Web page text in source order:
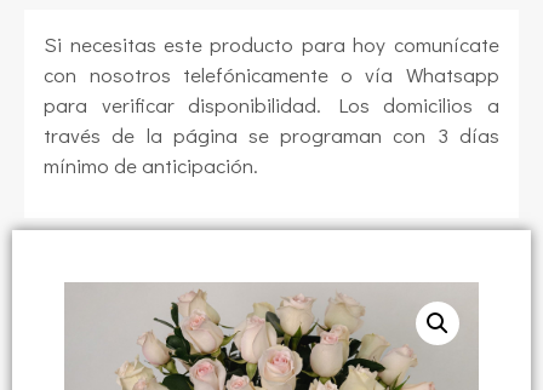
Si necesitas este producto para hoy comunícate
con nosotros telefónicamente o vía Whatsapp
para verificar disponibilidad. Los domicilios a
través de la página se programan con 3 días
mínimo de anticipación.